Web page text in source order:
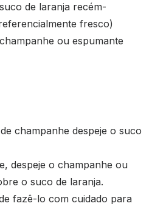
de laranja recém-
fresco)
ou espumante
champanhe despeje o suco
despeje o champanhe ou
o suco de laranja.
fazê-lo com cuidado para